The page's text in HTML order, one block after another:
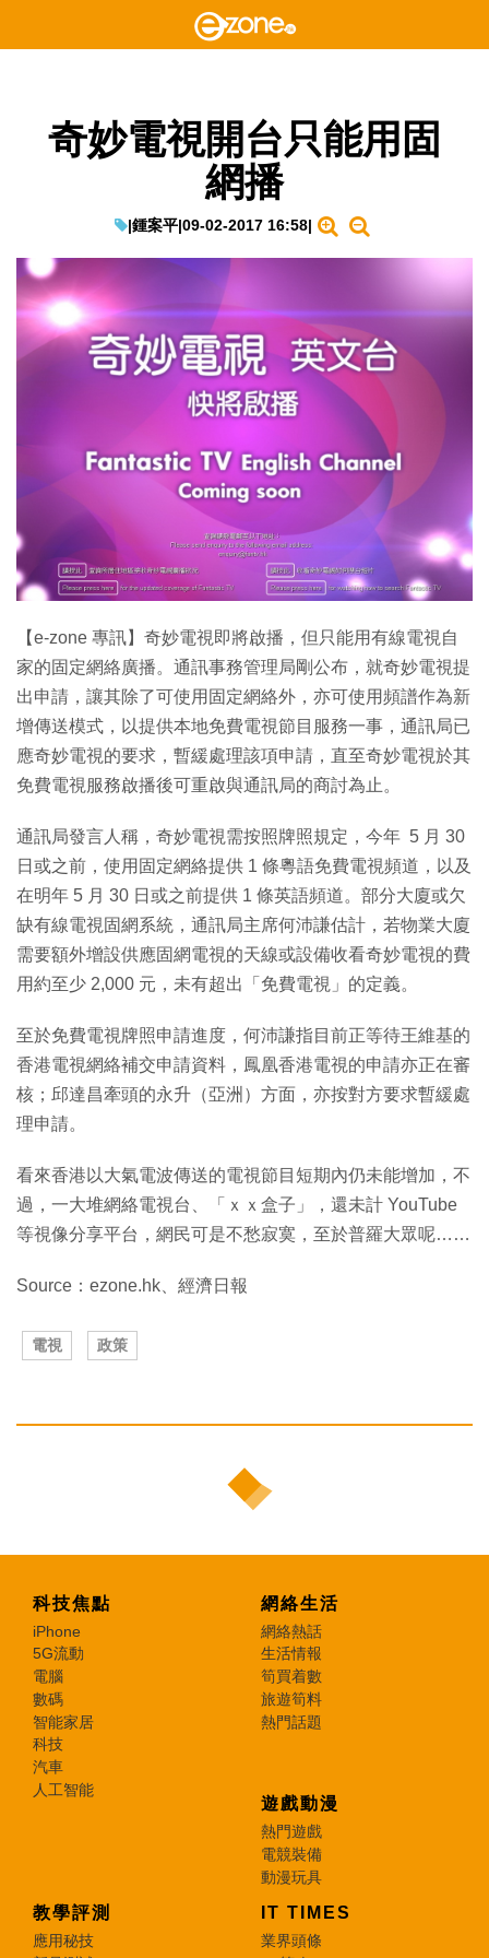
奇妙電視開台只能用固
網播
|鍾案平|09-02-2017 16:58|
【e-zone 專訊】奇妙電視即將啟播，但只能用有線電視自
家的固定網絡廣播。通訊事務管理局剛公布，就奇妙電視提
出申請，讓其除了可使用固定網絡外，亦可使用頻譜作為新
增傳送模式，以提供本地免費電視節目服務一事，通訊局已
應奇妙電視的要求，暫緩處理該項申請，直至奇妙電視於其
免費電視服務啟播後可重啟與通訊局的商討為止。
通訊局發言人稱，奇妙電視需按照牌照規定，今年 5 月 30
日或之前，使用固定網絡提供 1 條粵語免費電視頻道，以及
在明年 5 月 30 日或之前提供 1 條英語頻道。部分大廈或欠
缺有線電視固網系統，通訊局主席何沛謙估計，若物業大廈
需要額外增設供應固網電視的天線或設備收看奇妙電視的費
用約至少 2,000 元，未有超出「免費電視」的定義。
至於免費電視牌照申請進度，何沛謙指目前正等待王維基的
香港電視網絡補交申請資料，鳳凰香港電視的申請亦正在審
核；邱達昌牽頭的永升（亞洲）方面，亦按對方要求暫緩處
理申請。
看來香港以大氣電波傳送的電視節目短期內仍未能增加，不
過，一大堆網絡電視台、「ｘｘ盒子」，還未計 YouTube
等視像分享平台，網民可是不愁寂寞，至於普羅大眾呢……
Source：ezone.hk、經濟日報
電視 政策
科技焦點
iPhone
5G流動
電腦
數碼
智能家居
科技
汽車
人工智能
網絡生活
網絡熱話
生活情報
筍買着數
旅遊筍料
熱門話題
遊戲動漫
熱門遊戲
電競裝備
動漫玩具
教學評測
應用秘技
IT TIMES
業界頭條